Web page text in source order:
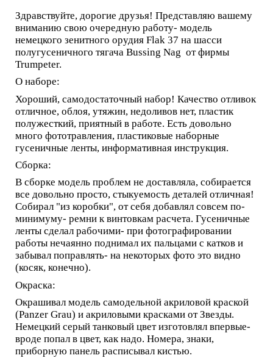
Здравствуйте, дорогие друзья! Представляю вашему
вниманию свою очередную работу- модель
немецкого зенитного орудия Flak 37 на шасси
полугусеничного тягача Bussing Nag от фирмы
Trumpeter.
О наборе:
Хороший, самодостаточный набор! Качество отливок
отличное, облоя, утяжин, недоливов нет, пластик
полужесткий, приятный в работе. Есть довольно
много фототравления, пластиковые наборные
гусеничные ленты, информативная инструкция.
Сборка:
В сборке модель проблем не доставляла, собирается
все довольно просто, стыкуемость деталей отличная!
Собирал "из коробки", от себя добавлял совсем по-
минимуму- ремни к винтовкам расчета. Гусеничные
ленты сделал рабочими- при фотографировании
работы нечаянно поднимал их пальцами с катков и
забывал поправлять- на некоторых фото это видно
(косяк, конечно).
Окраска:
Окрашивал модель самодельной акриловой краской
(Panzer Grau) и акриловыми красками от Звезды.
Немецкий серый танковый цвет изготовлял впервые-
вроде попал в цвет, как надо. Номера, знаки,
приборную панель расписывал кистью.